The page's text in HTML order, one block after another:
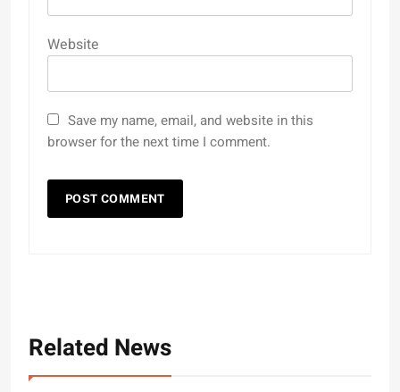
Website
Save my name, email, and website in this
browser for the next time I comment.
Related News